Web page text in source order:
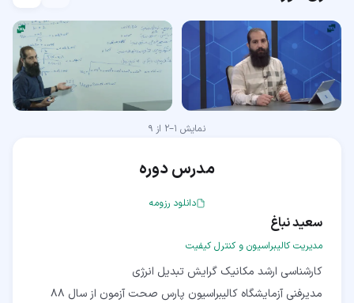
نمایش 1
–
2 از 9
مدرس دوره
دانلود رزومه
سعید نباغ
مدیریت کالیبراسیون و کنترل کیفیت
مدیرفنی آزمایشگاه کالیبراسیون پارس صحت آزمون از سال 88